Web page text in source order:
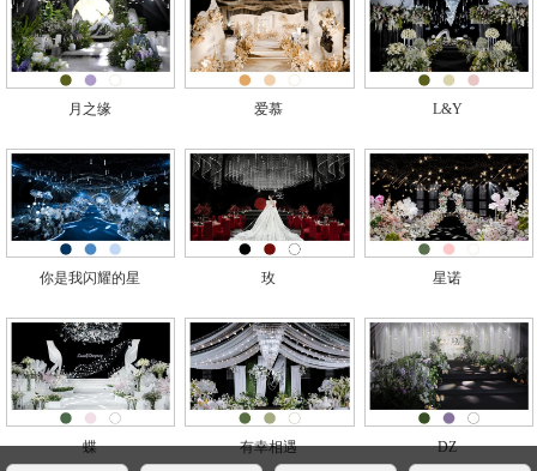
月之缘 爱慕 L&Y
你是我闪耀的星 玫 星诺
蝶 有幸相遇 DZ